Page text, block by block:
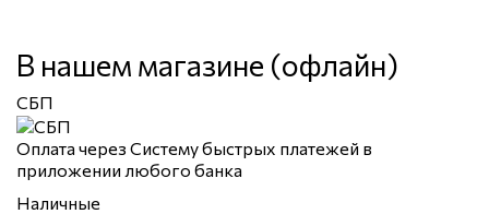
В нашем магазине (офлайн)
СБП
Оплата через Систему быстрых платежей в
приложении любого банка
Наличные